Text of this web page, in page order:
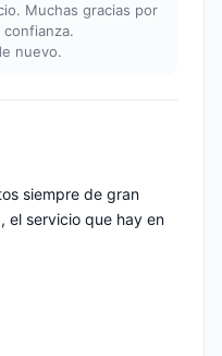
Muchas gracias por
nuevo.
siempre de gran
el servicio que hay en